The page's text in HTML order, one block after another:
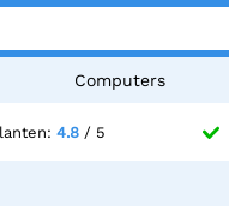
Computers
4.8/ 5